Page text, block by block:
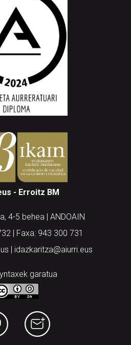
- Erroitz BM
4-5 behea | ANDOAIN
| Faxa: 943 300 731
| idazkaritza@aiurri.eus
garatua